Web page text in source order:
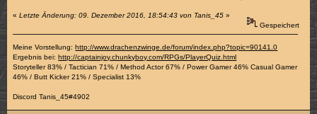
«Letzte Änderung: 09. Dezember 2016, 18:54:43 von Tanis_45 »
Gespeichert
Meine Vorstellung:http://www.drachenzwinge.de/forum/index.php?topic=90141.0
Ergebnis bei:http://captainjoy.chunkyboy.com/RPGs/PlayerQuiz.html
Storyteller 83% / Tactician 71% / Method Actor 67% / Power Gamer 46% Casual Gamer
46% / Butt Kicker 21% / Specialist 13%
Discord Tanis_45#4902